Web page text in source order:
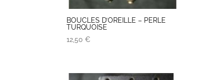
BOUCLES D’OREILLE – PERLE
TURQUOISE
12,50€